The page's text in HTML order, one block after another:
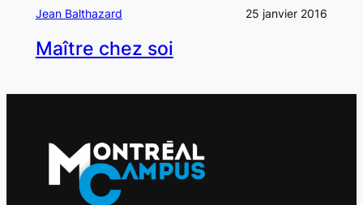
Jean Balthazard 25 janvier 2016
Maître chez soi